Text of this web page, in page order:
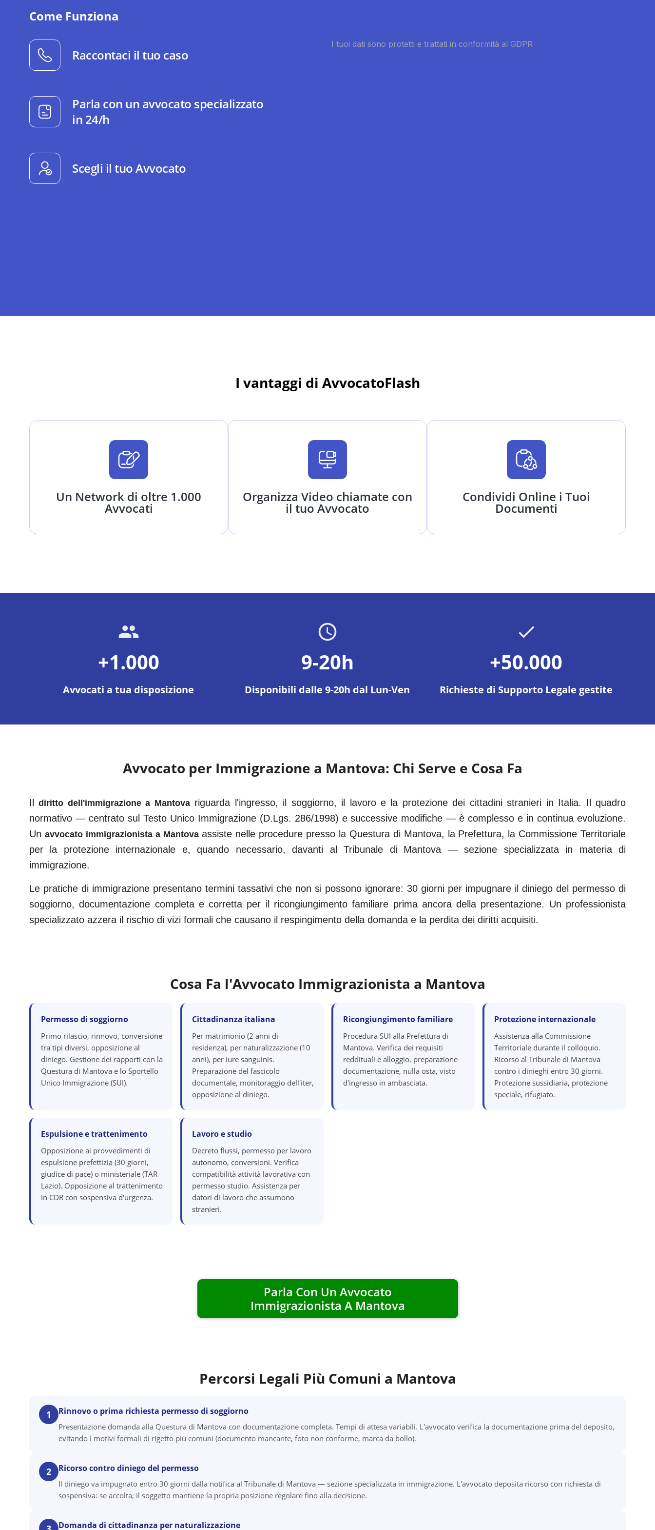
Come Funziona
Raccontaci il tuo caso
Parla con un avvocato specializzato
in 24/h
Scegli il tuo Avvocato
I vantaggi di AvvocatoFlash
Un Network di oltre 1.000
Avvocati
Organizza Video chiamate con
il tuo Avvocato
Condividi Online i Tuoi
Documenti
+1.000
Avvocati a tua disposizione
9-20h
Disponibili dalle 9-20h dal Lun-Ven
+50.000
Richieste di Supporto Legale gestite
Avvocato per Immigrazione a Mantova: Chi Serve e Cosa Fa
Il diritto dell'immigrazione a Mantova riguarda l'ingresso, il soggiorno, il lavoro e la protezione dei cittadini stranieri in Italia. Il quadro
normativo — centrato sul Testo Unico Immigrazione (D.Lgs. 286/1998) e successive modifiche — è complesso e in continua evoluzione.
Un avvocato immigrazionista a Mantova assiste nelle procedure presso la Questura di Mantova, la Prefettura, la Commissione Territoriale
per la protezione internazionale e, quando necessario, davanti alTribunale di Mantova — sezione specializzata in materia di
immigrazione.
Le pratiche di immigrazione presentano termini tassativi che non si possono ignorare: 30 giorni per impugnare il diniego del permesso di
soggiorno, documentazione completa e corretta per il ricongiungimento familiare prima ancora della presentazione. Un professionista
specializzato azzera il rischio di vizi formali che causano il respingimento della domanda e la perdita dei diritti acquisiti.
Cosa Fa l'Avvocato Immigrazionista a Mantova
Permesso di soggiorno
Primo rilascio, rinnovo, conversione
tra tipi diversi, opposizione al
diniego. Gestione dei rapporti con la
Questura di Mantova e lo Sportello
Unico Immigrazione (SUI).
Cittadinanza italiana
Per matrimonio (2 anni di
residenza), per naturalizzazione (10
anni), per iure sanguinis.
Preparazione del fascicolo
documentale, monitoraggio dell'iter,
opposizione al diniego.
Ricongiungimento familiare
Procedura SUI alla Prefettura di
Mantova. Verifica dei requisiti
reddituali e alloggio, preparazione
documentazione, nulla osta, visto
d'ingresso in ambasciata.
Protezione internazionale
Assistenza alla Commissione
Territoriale durante il colloquio.
Ricorso al Tribunale di Mantova
contro i dinieghi entro 30 giorni.
Protezione sussidiaria, protezione
speciale, rifugiato.
Espulsione e trattenimento
Opposizione ai provvedimenti di
espulsione prefettizia (30 giorni,
giudice di pace) o ministeriale (TAR
Lazio). Opposizione al trattenimento
in CDR con sospensiva d'urgenza.
Lavoro e studio
Decreto flussi, permesso per lavoro
autonomo, conversioni. Verifica
compatibilità attività lavorativa con
permesso studio. Assistenza per
datori di lavoro che assumono
stranieri.
Parla Con Un Avvocato
Immigrazionista A Mantova
Percorsi Legali Più Comuni a Mantova
1 Rinnovo o prima richiesta permesso di soggiorno
Presentazione domanda alla Questura di Mantova con documentazione completa. Tempi di attesa variabili. L'avvocato verifica la documentazione prima del deposito,
evitando i motivi formali di rigetto più comuni (documento mancante, foto non conforme, marca da bollo).
2 Ricorso contro diniego del permesso
Il diniego va impugnato entro 30 giorni dalla notifica al Tribunale di Mantova — sezione specializzata in immigrazione. L'avvocato deposita ricorso con richiesta di
sospensiva: se accolta, il soggetto mantiene la propria posizione regolare fino alla decisione.
Domanda di cittadinanza per naturalizzazione